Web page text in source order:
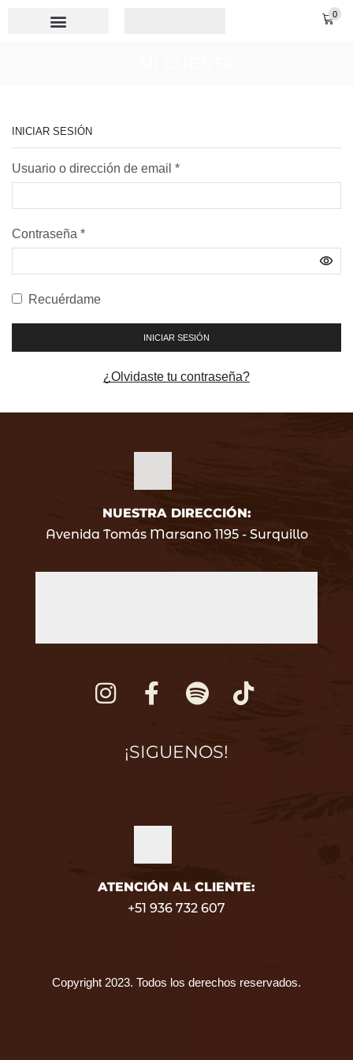
0
INICIAR SESIÓN
Usuario o dirección de email *
Contraseña *
Recuérdame
INICIAR SESIÓN
¿Olvidaste tu contraseña?
NUESTRA DIRECCIÓN:
Avenida Tomás Marsano 1195 - Surquillo
¡SIGUENOS!
ATENCIÓN AL CLIENTE:
+51 936 732 607
Copyright 2023. Todos los derechos reservados.